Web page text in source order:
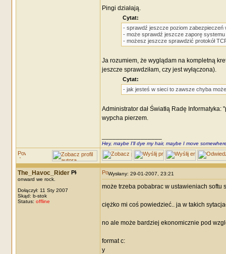
Pingi działają.
Cytat:
- sprawdź jeszcze poziom zabezpieczeń
- może sprawdź jeszcze zaporę systemu
- możesz jeszcze sprawdzić protokół
Ja rozumiem, że wyglądam na kompletną
jeszcze sprawdziłam, czy jest wyłączona).
Cytat:
- jak jesteś w sieci to zawsze chyba
Administrator dał Światłą Radę
wypcha pierzem.
Hey, maybe I'll dye my hair, maybe I move
The_Havoc_Rider
onward we rock.
Dołączył: 11 Sty 2007
Skąd: b-stok
Status: offline
Wysłany: 29-01-2007, 23:21
może trzeba pobabrac w ustawieniach softu
ciężko mi coś powiedzieć.. ja w takich
no ale może bardziej ekonomicznie pod
format c:
y